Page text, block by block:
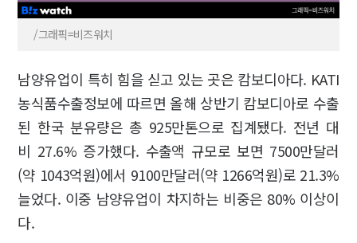
/그래픽=비즈워치
남양유업이 특히 힘을 싣고 있는 곳은 캄보디아다. KATI
농식품수출정보에 따르면 올해 상반기 캄보디아로 수출
된 한국 분유량은 총 925만톤으로 집계됐다. 전년 대
비 27.6% 증가했다. 수출액 규모로 보면 7500만달러
(약 1043억원)에서 9100만달러(약 1266억원)로 21.3%
늘었다. 이중 남양유업이 차지하는 비중은 80% 이상이
다.